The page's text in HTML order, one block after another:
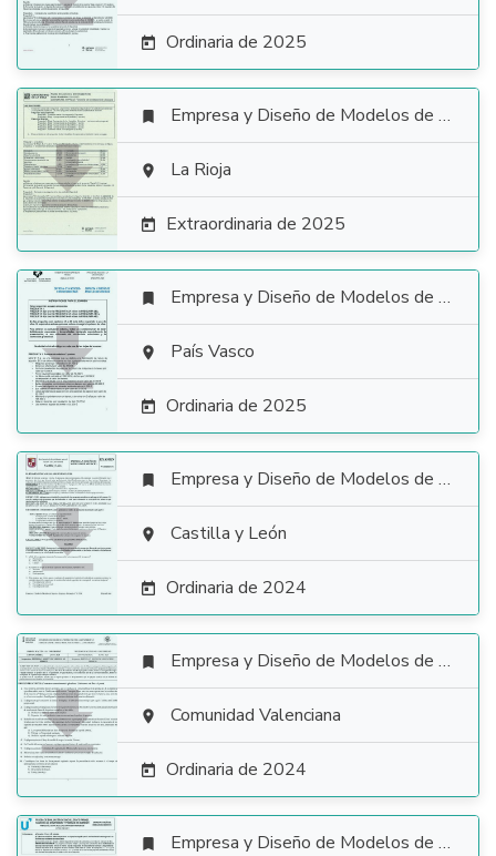
 Ordinaria de 2025

 Empresa y Diseño de Modelos de Negocio
 La Rioja
 Extraordinaria de 2025

 Empresa y Diseño de Modelos de Negocio
 País Vasco
 Ordinaria de 2025

 Empresa y Diseño de Modelos de Negocio
 Castilla y León
 Ordinaria de 2024

 Empresa y Diseño de Modelos de Negocio
 Comunidad Valenciana
 Ordinaria de 2024
 Empresa y Diseño de Modelos de Negocio